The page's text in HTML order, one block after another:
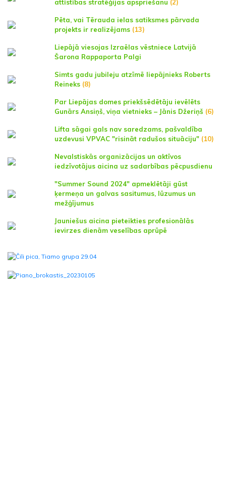
attīstības stratēģijas apspriešanu (2)
Pēta, vai Tērauda ielas satiksmes pārvada
projekts ir realizējams (13)
Liepājā viesojas Izraēlas vēstniece Latvijā
Šarona Rappaporta Palgi
Simts gadu jubileju atzīmē liepājnieks Roberts
Reineks (8)
Par Liepājas domes priekšsēdētāju ievēlēts
Gunārs Ansiņš, viņa vietnieks – Jānis Džeriņš (6)
Lifta sāgai gals nav saredzams, pašvaldība
uzdevusi VPVAC "risināt radušos situāciju" (10)
Nevalstiskās organizācijas un aktīvos
iedzīvotājus aicina uz sadarbības pēcpusdienu
"Summer Sound 2024" apmeklētāji gūst
ķermeņa un galvas sasitumus, lūzumus un
mežģījumus
Jauniešus aicina pieteikties profesionālās
ievirzes dienām veselības aprūpē